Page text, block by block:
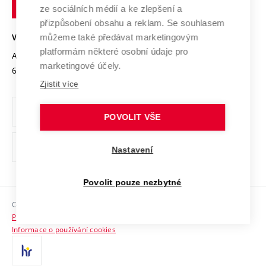
Open Science
Projekty
Projekty ze strukturálních fondů
Specifický výzkum
Mezinárodní dohody
Univerzitní sítě
Bezpečná univerzita
Vyznamenání
Organizační struktura
Ochrana osobních údajů
odkaz)
Sociální bezpečí
HR Award
Kontakty
Brně
VYSOKÉ UČENÍ TECHNICKÉ V BRNĚ
Antonínská 548/1
602 00 Brno
www.vut.cz
vut@vutbr.cz
Copyright © 2026 VUT
Prohlášení o přístupnosti
Informace o používání cookies
ze sociálních médií a ke zlepšení a
přizpůsobení obsahu a reklam. Se souhlasem
můžeme také předávat marketingovým
platformám některé osobní údaje pro
marketingové účely.
Zjistit více
POVOLIT VŠE
Nastavení
Povolit pouze nezbytné